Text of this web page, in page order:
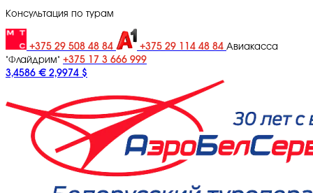
Консультация по турам
+375 29 508 48 84 +375 29 114 48 84 Авиакасса
"Флайдрим" +375 17 3 666 999
3,4586 € 2,9974 $